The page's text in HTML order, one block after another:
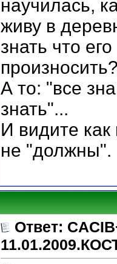
научилась,
живу в
знать что
А то: "все
знать"...
И видите
не "должны".
Ответ: